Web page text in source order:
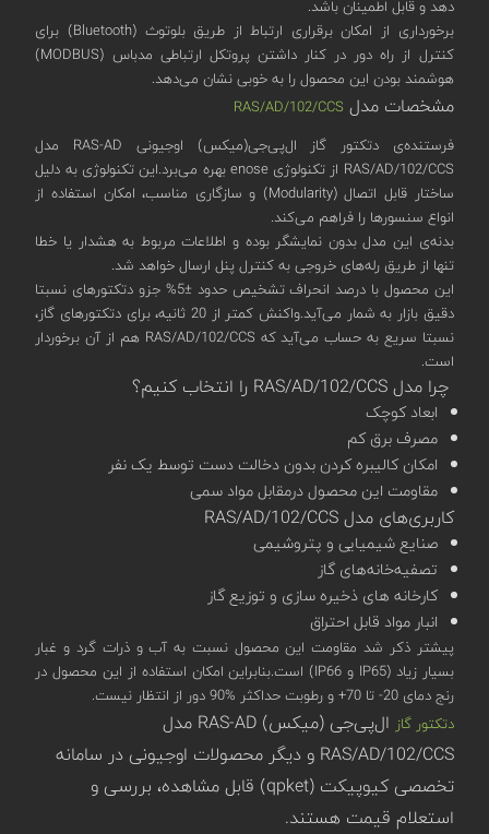
دهد و قابل اطمینان باشد.
برخورداری از امکان برقراری ارتباط از طریق بلوتوث (Bluetooth) برای
کنترل از راه دور در کنار داشتن پروتکل ارتباطی مدباس (MODBUS)
هوشمند بودن این محصول را به خوبی نشان می‌دهد.
مشخصات مدل RAS/AD/102/CCS
فرستنده‌ی دتکتور گاز ال‌پی‌جی(میکس) اوجیونی RAS-AD مدل
RAS/AD/102/CCS از تکنولوژی enose بهره‌ می‌برد.این تکنولوژی به دلیل
ساختار قابل اتصال (Modularity) و سازگاری مناسب، امکان استفاده از
انواع سنسورها را فراهم می‌کند.
بدنه‌ی این مدل بدون نمایشگر بوده و اطلاعات مربوط به هشدار یا خطا
تنها از طریق رله‌های خروجی به کنترل پنل ارسال خواهد شد.
این محصول با درصد انحراف تشخیص حدود ±5% جزو دتکتورهای نسبتا
دقیق بازار به شمار می‌آید.واکنش کمتر از 20 ثانیه، برای دتکتورهای گاز،
نسبتا سریع به حساب می‌آید که RAS/AD/102/CCS هم از آن برخوردار
است.
چرا مدل RAS/AD/102/CCS را انتخاب کنیم؟
ابعاد کوچک
مصرف برق کم
امکان کالیبره کردن بدون دخالت دست توسط یک نفر
مقاومت این محصول درمقابل مواد سمی
کاربری‌های مدل RAS/AD/102/CCS
صنایع شیمیایی و پتروشیمی
تصفیه‌خانه‌های گاز
کارخانه های ذخیره سازی و توزیع گاز
انبار مواد قابل احتراق
پیشتر ذکر شد مقاومت این محصول نسبت به آب و ذرات گرد و غبار
بسیار زیاد (IP65 و IP66) است.بنابراین امکان استفاده از این محصول در
رنج دمای 20- تا 70+ و رطوبت حداکثر %90 دور از انتظار نیست.
دتکتور گاز
ال‌پی‌جی (میکس) RAS-AD مدل
RAS/AD/102/CCS و دیگر محصولات اوجیونی در سامانه
تخصصی کیوپیکت (qpket) قابل مشاهده، بررسی و
استعلام قیمت هستند.